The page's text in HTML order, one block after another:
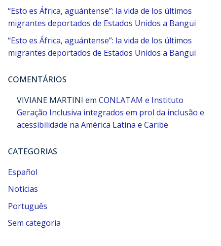
“Esto es África, aguántense”: la vida de los últimos
migrantes deportados de Estados Unidos a Bangui
“Esto es África, aguántense”: la vida de los últimos
migrantes deportados de Estados Unidos a Bangui
COMENTÁRIOS
VIVIANE MARTINI em CONLATAM e Instituto
Geração Inclusiva integrados em prol da inclusão e
acessibilidade na América Latina e Caribe
CATEGORIAS
Español
Notícias
Português
Sem categoria